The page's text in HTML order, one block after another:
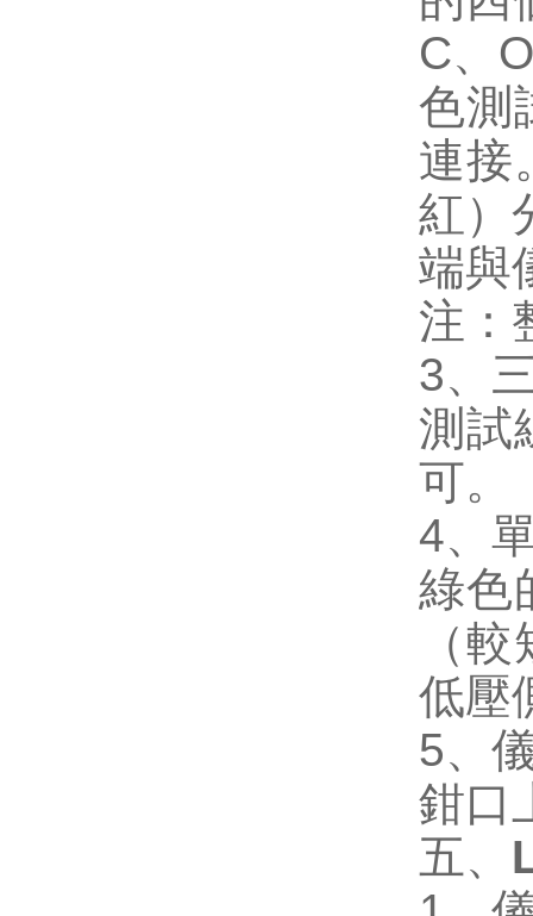
C、
色測
連接
紅）
端與
注：
3、
測試
可。
4、
綠色
（
低壓
5、
鉗口
五、